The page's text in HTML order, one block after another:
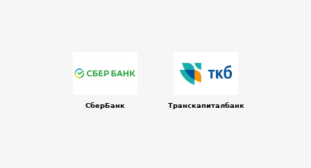
СберБанк Транскапиталбанк